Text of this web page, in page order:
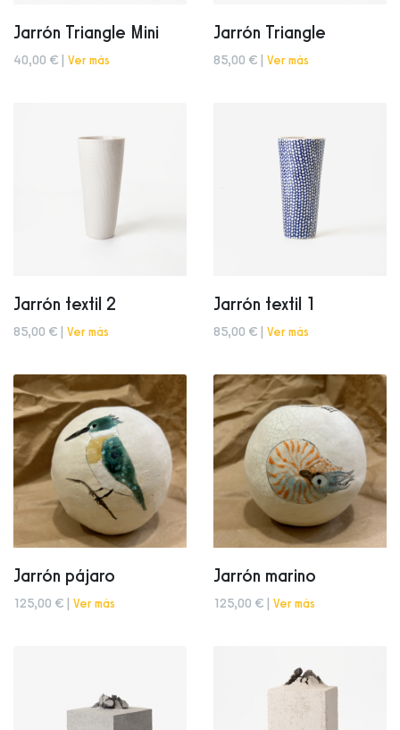
Jarrón Triangle Mini
40,00 € | Ver más
Jarrón Triangle
85,00 € | Ver más
Jarrón textil 2
85,00 € | Ver más
Jarrón textil 1
85,00 € | Ver más
Jarrón pájaro
125,00 € | Ver más
Jarrón marino
125,00 € | Ver más